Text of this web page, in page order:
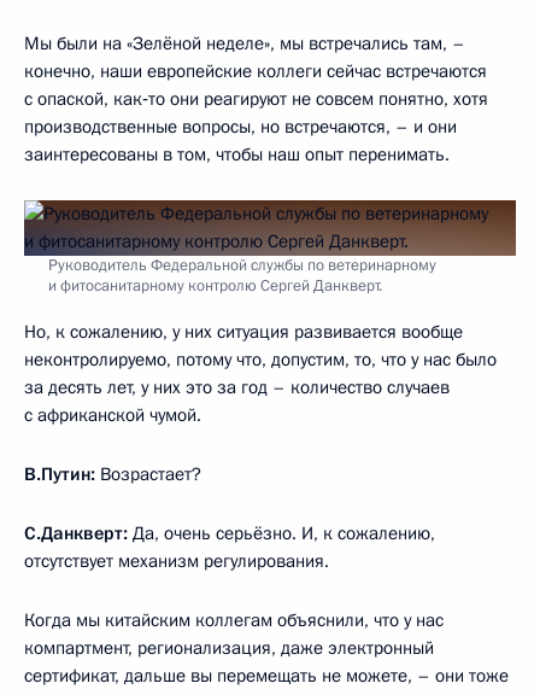
Мы были на «Зелёной неделе», мы встречались там, –
конечно, наши европейские коллеги сейчас встречаются
с опаской, как‑то они реагируют не совсем понятно, хотя
производственные вопросы, но встречаются, – и они
заинтересованы в том, чтобы наш опыт перенимать.
Руководитель Федеральной службы по ветеринарному
и фитосанитарному контролю Сергей Данкверт.
Но, к сожалению, у них ситуация развивается вообще
неконтролируемо, потому что, допустим, то, что у нас было
за десять лет, у них это за год – количество случаев
с африканской чумой.
В.Путин: Возрастает?
С.Данкверт: Да, очень серьёзно. И, к сожалению,
отсутствует механизм регулирования.
Когда мы китайским коллегам объяснили, что у нас
компартмент, регионализация, даже электронный
сертификат, дальше вы перемещать не можете, – они тоже